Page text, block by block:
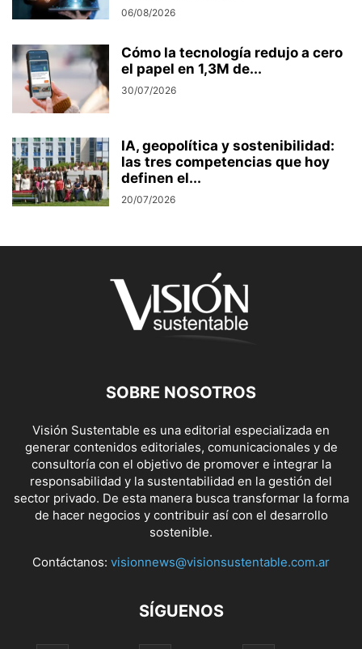
06/08/2026
Cómo la tecnología redujo a cero
el papel en 1,3M de...
30/07/2026
IA, geopolítica y sostenibilidad:
las tres competencias que hoy
definen el...
20/07/2026
SOBRE NOSOTROS
Visión Sustentable es una editorial especializada en
generar contenidos editoriales, comunicacionales y de
consultoría con el objetivo de promover e integrar la
responsabilidad y la sustentabilidad en la gestión del
sector privado. De esta manera busca transformar la forma
de hacer negocios y contribuir así con el desarrollo
sostenible.
Contáctanos: visionnews@visionsustentable.com.ar
SÍGUENOS